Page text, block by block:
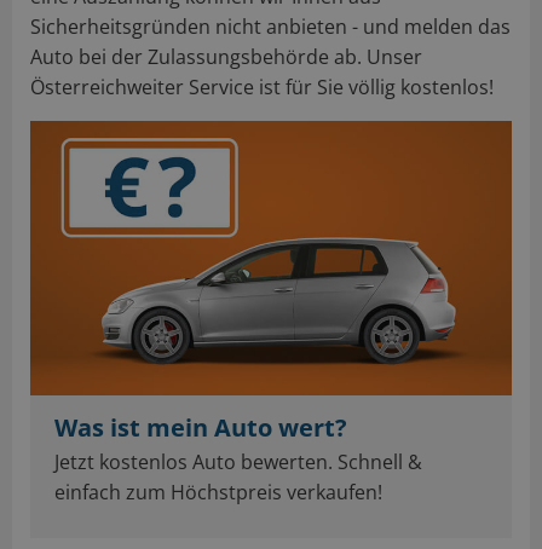
Sicherheitsgründen nicht anbieten - und melden das
Auto bei der Zulassungsbehörde ab. Unser
Österreichweiter Service ist für Sie völlig kostenlos!
Was ist mein Auto wert?
Jetzt kostenlos Auto bewerten. Schnell &
einfach zum Höchstpreis verkaufen!